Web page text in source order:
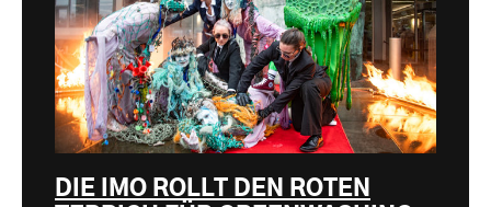
DIE IMO ROLLT DEN ROTEN